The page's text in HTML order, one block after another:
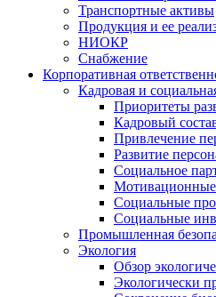
Транспортные активы
Продукция и ее
НИОКР
Снабжение
Корпоративная
Кадровая и
Приоритеты
Кадровый
Привлечение
Развитие
Социальное
Социальные
Социальные
Промышленная
Экология
Обзор
Экологически